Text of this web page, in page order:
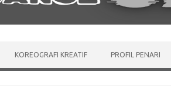
KOREOGRAFI KREATIF PROFIL PENARI